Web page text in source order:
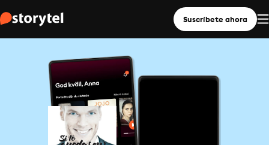
Suscríbete ahora